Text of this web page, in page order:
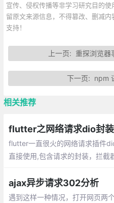
宣传、侵权传播等非学习研究目的
留原文来源信息，不得篡改、删减
支持！
上一页: 重探浏览器
下一页: npm
相关推荐
flutter之网络请求dio封
flutter一直很火的网络请求插件
直接使用,包含请求的封装，拦截
ajax异步请求302分析
遇到这样一种情况，打开网页两